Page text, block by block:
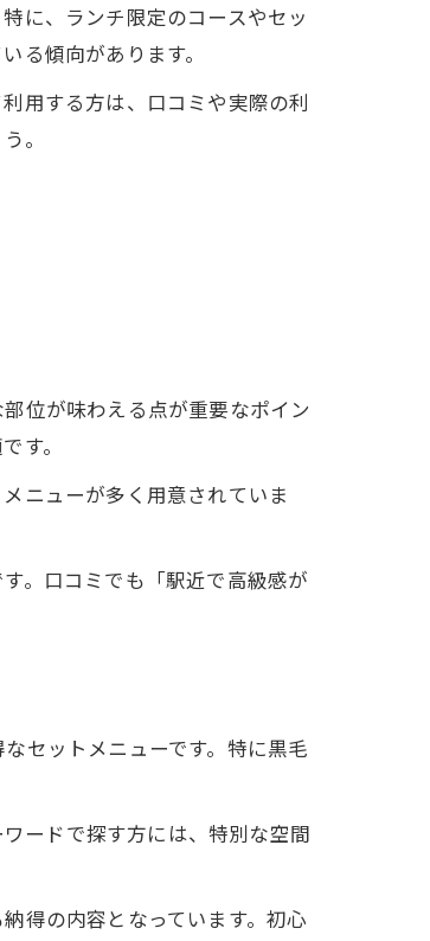
に、ランチ限定のコースやセッ
る傾向があります。
用する方は、口コミや実際の利
。
位が味わえる点が重要なポイン
す。
ニューが多く用意されていま
。口コミでも「駅近で高級感が
セットメニューです。特に黒毛
ードで探す方には、特別な空間
得の内容となっています。初心